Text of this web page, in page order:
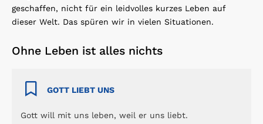
geschaffen, nicht für ein leidvolles kurzes Leben auf
dieser Welt. Das spüren wir in vielen Situationen.
Ohne Leben ist alles nichts
GOTT LIEBT UNS
Gott will mit uns leben, weil er uns liebt.